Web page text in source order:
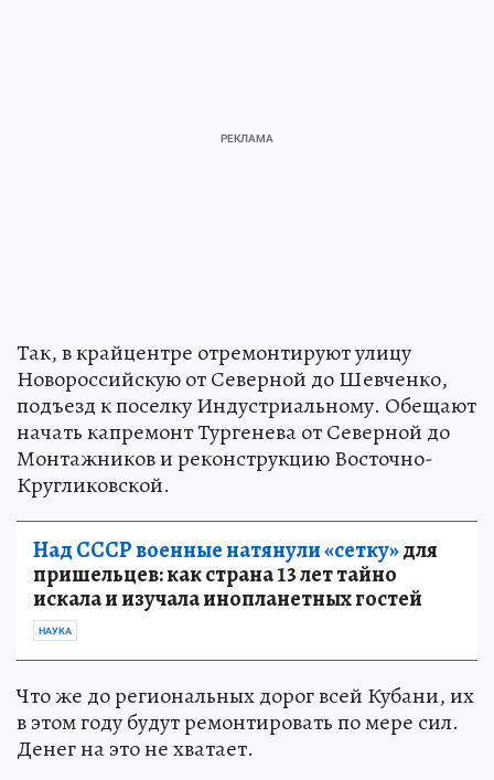
Так, в крайцентре отремонтируют улицу
Новороссийскую от Северной до Шевченко,
подъезд к поселку Индустриальному. Обещают
начать капремонт Тургенева от Северной до
Монтажников и реконструкцию Восточно-
Кругликовской.
Над СССР военные натянули «сетку»для
пришельцев: как страна 13 лет тайно
искала и изучала инопланетных гостей
НАУКА
Что же до региональных дорог всей Кубани, их
в этом году будут ремонтировать по мере сил.
Денег на это не хватает.